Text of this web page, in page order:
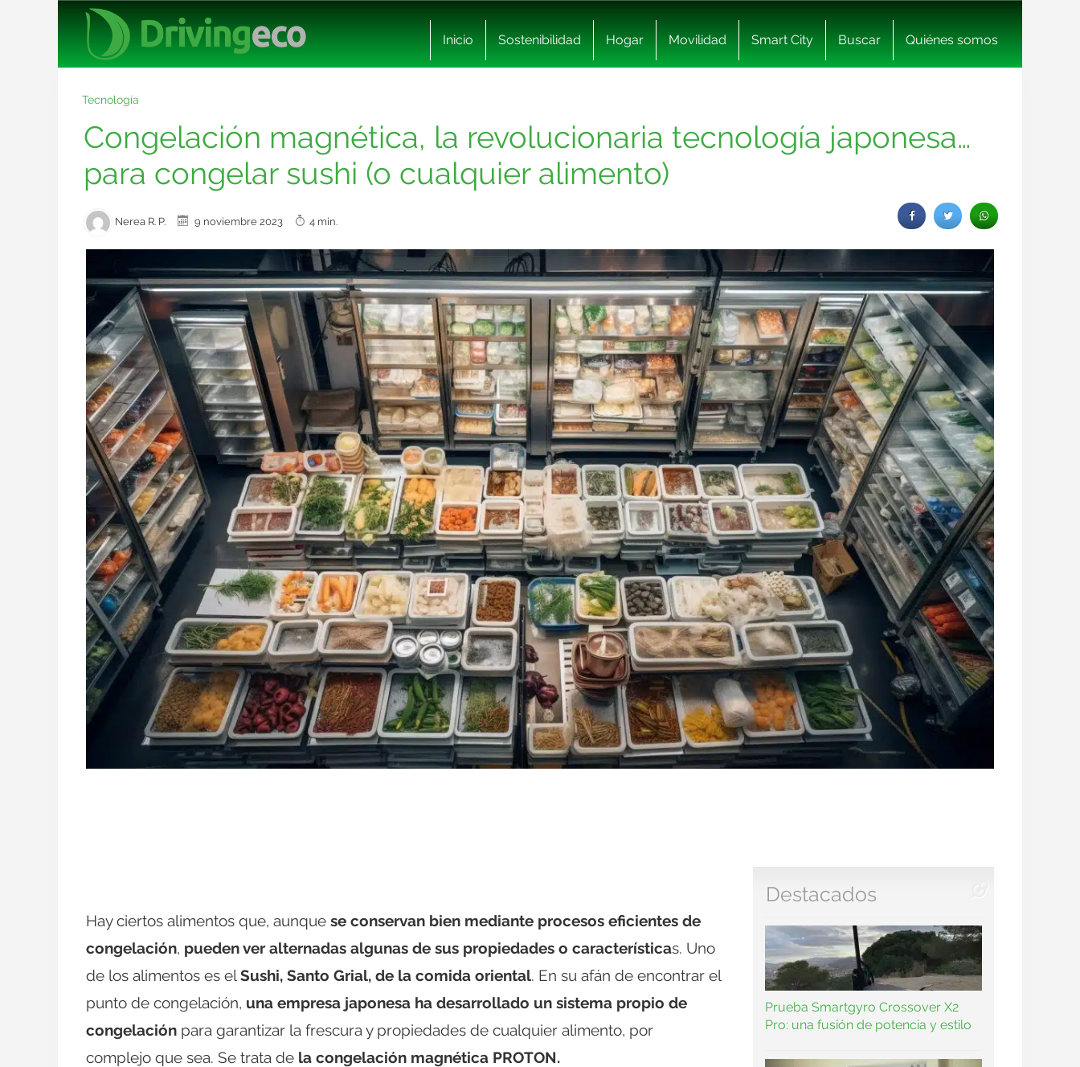
Inicio Sostenibilidad Hogar Movilidad Smart City Buscar Quiénes somos
Tecnología
Congelación magnética, la revolucionaria tecnología japonesa…
para congelar sushi (o cualquier alimento)
Nerea R. P. 9 noviembre 2023 4 min.
Hay ciertos alimentos que, aunque se conservan bien mediante procesos eficientes de
congelación, pueden ver alternadas algunas de sus propiedades o características. Uno
de los alimentos es elSushi, Santo Grial, de la comida oriental. En su afán de encontrar el
punto de congelación, una empresa japonesa ha desarrollado un sistema propio de
congelación para garantizar la frescura y propiedades de cualquier alimento, por
complejo que sea. Se trata de la congelación magnética PROTON.
Destacados
Prueba Smartgyro Crossover X2
Pro: una fusión de potencia y estilo